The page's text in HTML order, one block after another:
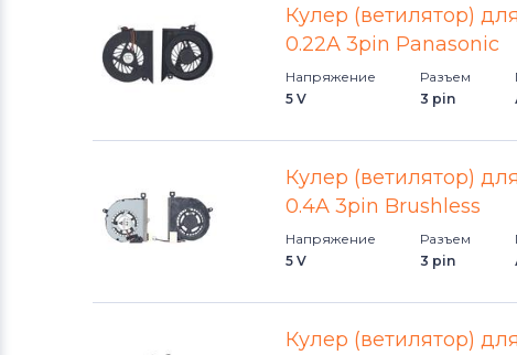
Кулер (ветилятор)
0.22A 3pin Panasonic
Напряжение
5 V
Разъем
3 pin
Кулер (ветилятор)
0.4A 3pin Brushless
Напряжение
5 V
Разъем
3 pin
Кулер (ветилятор)